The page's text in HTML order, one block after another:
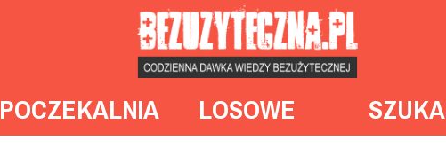
POCZEKALNIA LOSOWE